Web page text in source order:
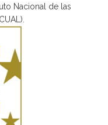
Nacional de las